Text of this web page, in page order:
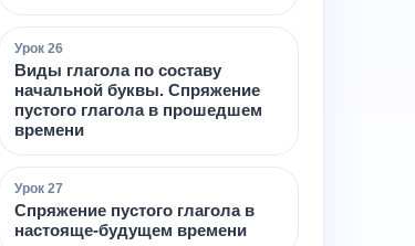
Урок 26
Виды глагола по составу
начальной буквы. Спряжение
пустого глагола в прошедшем
времени
Урок 27
Спряжение пустого глагола в
настояще-будущем времени